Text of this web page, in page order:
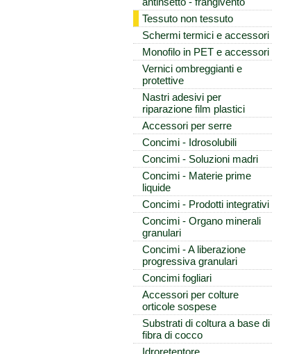
Tessuto non tessuto
Schermi termici e accessori
Monofilo in PET e accessori
Vernici ombreggianti e
protettive
Nastri adesivi per
riparazione film plastici
Accessori per serre
Concimi - Idrosolubili
Concimi - Soluzioni madri
Concimi - Materie prime
liquide
Concimi - Prodotti integrativi
Concimi - Organo minerali
granulari
Concimi - A liberazione
progressiva granulari
Concimi fogliari
Accessori per colture
orticole sospese
Substrati di coltura a base di
fibra di cocco
Idroretentore